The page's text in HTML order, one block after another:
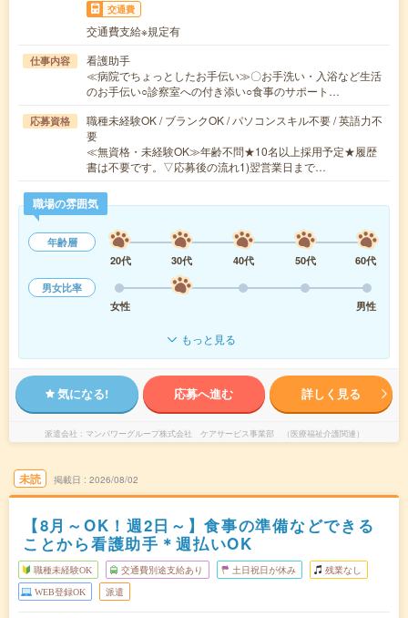
交通費
交通費支給※規定有
仕事内容
看護助手
≪病院でちょっとしたお手伝い≫〇お手洗い・入浴など生活
のお手伝い○診察室への付き添い○食事のサポート…
応募資格
職種未経験OK / ブランクOK / パソコンスキル不要 / 英語力不
要
≪無資格・未経験OK≫年齢不問★10名以上採用予定★履歴
書は不要です。▽応募後の流れ1)翌営業日まで…
職場の雰囲気
年齢層
20代
30代 40代 50代
60代
男女比率
女性
男性
もっと見る
気になる! 応募へ進む 詳しく見る
派遣会社 マンパワーグループ株式会社 ケアサービス事業部 （医療福祉介護関連）
未読 掲載日 2026/08/02
【8月～OK！週2日～】食事の準備などできる
ことから看護助手＊週払いOK
職種未経験OK 交通費別途支給あり 土日祝日が休み 残業なし
WEB登録OK 派遣